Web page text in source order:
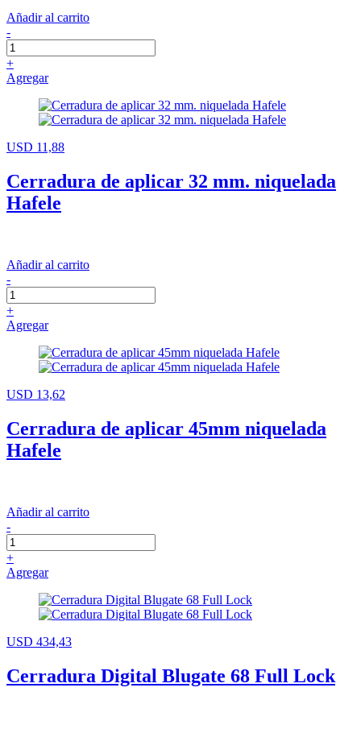
Añadir al carrito
-
+
Agregar
USD 11,88
Cerradura de aplicar 32 mm. niquelada
Hafele
Añadir al carrito
-
+
Agregar
USD 13,62
Cerradura de aplicar 45mm niquelada
Hafele
Añadir al carrito
-
+
Agregar
USD 434,43
Cerradura Digital Blugate 68 Full Lock